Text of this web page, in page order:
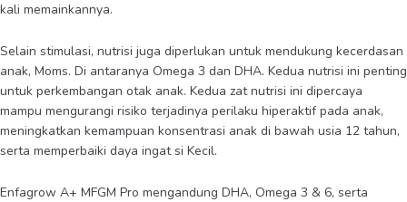
kali memainkannya.
Selain stimulasi, nutrisi juga diperlukan untuk mendukung kecerdasan
anak, Moms. Di antaranya Omega 3 dan DHA. Kedua nutrisi ini penting
untuk perkembangan otak anak. Kedua zat nutrisi ini dipercaya
mampu mengurangi risiko terjadinya perilaku hiperaktif pada anak,
meningkatkan kemampuan konsentrasi anak di bawah usia 12 tahun,
serta memperbaiki daya ingat si Kecil.
Enfagrow A+ MFGM Pro mengandung DHA, Omega 3 & 6, serta